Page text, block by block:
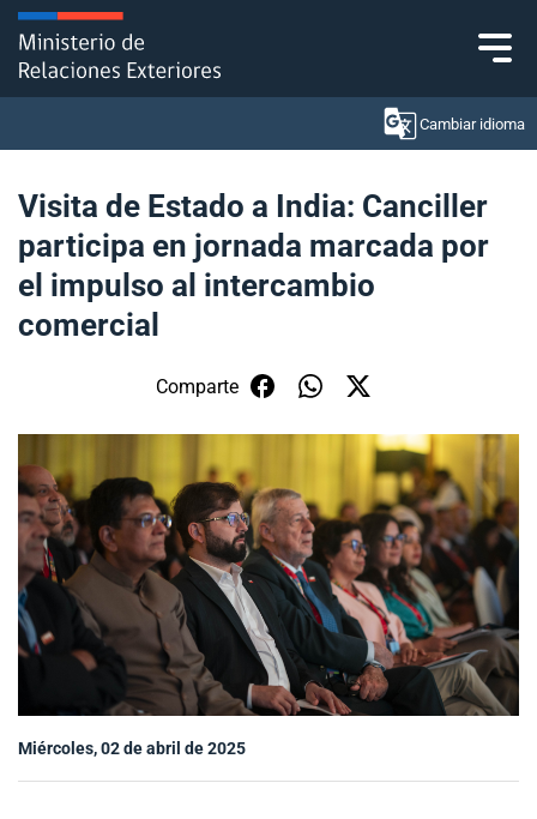
Click acá para ir directamente al contenido
Cambiar idioma
Ministerio
Política Exterior
Subsecretaría de Relaciones Económicas
Internacionales
Sala de prensa
modo claro
Visita de Estado a India: Canciller
participa en jornada marcada por
el impulso al intercambio
comercial
Comparte
Miércoles, 02 de abril de 2025